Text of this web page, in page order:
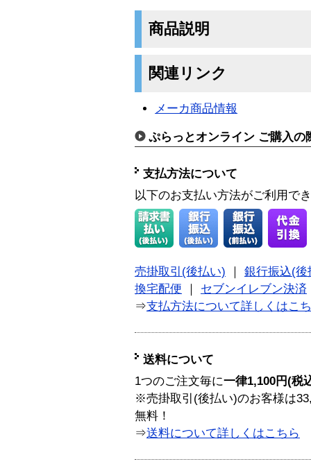
商品説明
関連リンク
メーカ商品情報
ぷらっとオンライン ご購入の
支払方法について
以下のお支払い方法がご利用で
売掛取引(後払い)
銀行振込(後
換宅配便
セブンイレブン決済
⇒支払方法について詳しくはこ
送料について
1つのご注文毎に一律1,100円(税
※売掛取引(後払い)のお客様は
無料！
⇒送料について詳しくはこちら